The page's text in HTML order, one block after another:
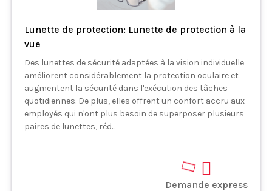
Lunette de protection: Lunette de protection à la
vue
Des lunettes de sécurité adaptées à la vision individuelle
améliorent considérablement la protection oculaire et
augmentent la sécurité dans l'exécution des tâches
quotidiennes. De plus, elles offrent un confort accru aux
employés qui n'ont plus besoin de superposer plusieurs
paires de lunettes, réd...
Demande express